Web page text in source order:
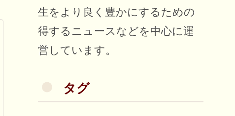
生をより良く豊かにするための
得するニュースなどを中心に運
営しています。
タグ